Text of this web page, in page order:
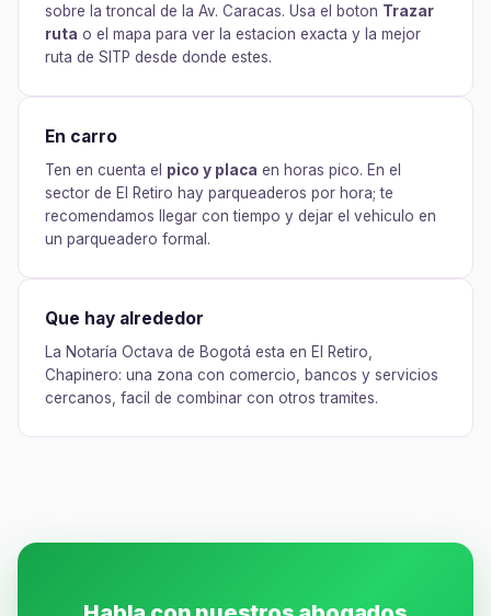
sobre la troncal de la Av. Caracas. Usa el boton Trazar
ruta o el mapa para ver la estacion exacta y la mejor
ruta de SITP desde donde estes.
En carro
Ten en cuenta el pico y placa en horas pico. En el
sector de El Retiro hay parqueaderos por hora; te
recomendamos llegar con tiempo y dejar el vehiculo en
un parqueadero formal.
Que hay alrededor
La Notaría Octava de Bogotá esta en El Retiro,
Chapinero: una zona con comercio, bancos y servicios
cercanos, facil de combinar con otros tramites.